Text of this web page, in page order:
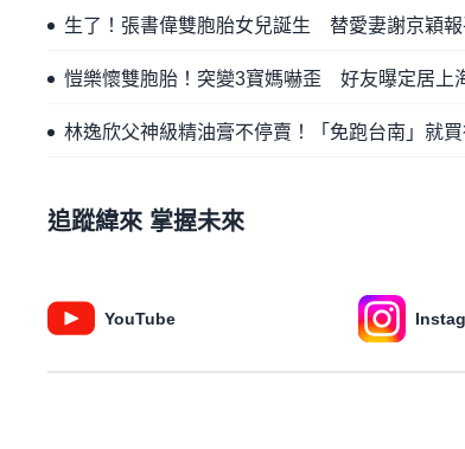
生了！張書偉雙胞胎女兒誕生 替愛妻謝京穎報
愷樂懷雙胞胎！突變3寶媽嚇歪 好友曝定居上
林逸欣父神級精油膏不停賣！「免跑台南」就
追蹤緯來 掌握未來
YouTube